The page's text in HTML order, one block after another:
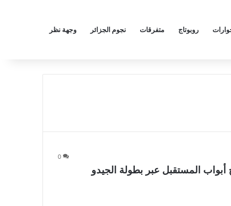
روبوتاج متفرقات نجوم الجزائر وجهة نظر
0
أبواب المستقبل عبر بطولة الجيدو